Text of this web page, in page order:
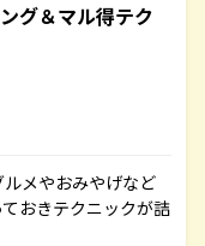
グ＆マル得テク
メやおみやげなど
おきテクニックが詰